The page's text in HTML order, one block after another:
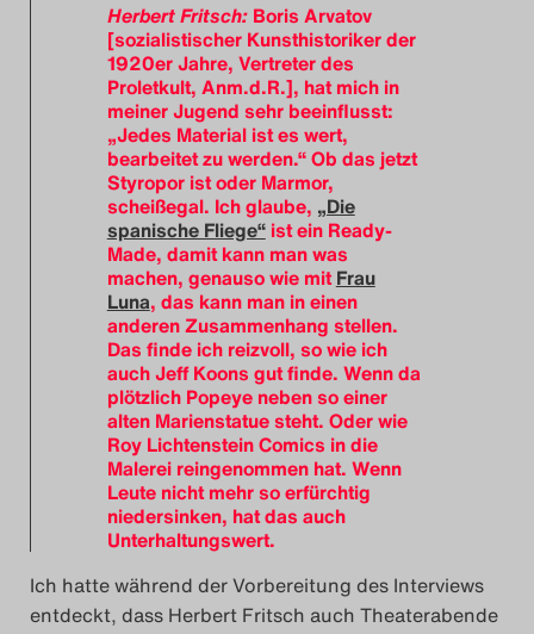
Herbert Fritsch:Boris Arvatov
[sozialistischer Kunsthistoriker der
1920er Jahre, Vertreter des
Proletkult, Anm.d.R.], hat mich in
meiner Jugend sehr beeinflusst:
„Jedes Material ist es wert,
bearbeitet zu werden.“ Ob das jetzt
Styropor ist oder Marmor,
scheißegal. Ich glaube, „Die
spanische Fliege“ist ein Ready-
Made, damit kann man was
machen, genauso wie mitFrau
Luna, das kann man in einen
anderen Zusammenhang stellen.
Das finde ich reizvoll, so wie ich
auch Jeff Koons gut finde. Wenn da
plötzlich Popeye neben so einer
alten Marienstatue steht. Oder wie
Roy Lichtenstein Comics in die
Malerei reingenommen hat. Wenn
Leute nicht mehr so erfürchtig
niedersinken, hat das auch
Unterhaltungswert.
Ich hatte während der Vorbereitung des Interviews
entdeckt, dass Herbert Fritsch auch Theaterabende